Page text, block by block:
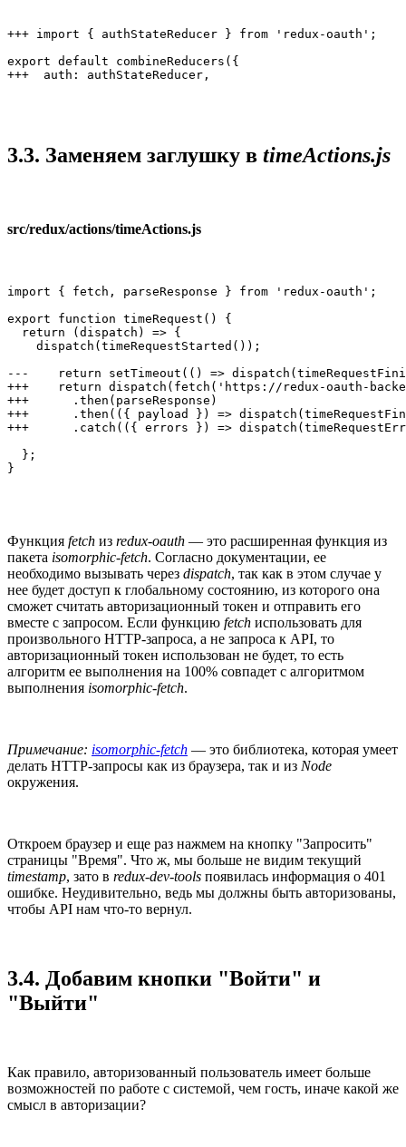
+++ import { authStateReducer } from 'redux-oauth';
export default combineReducers({
+++  auth: authStateReducer,
3.3. Заменяем заглушку в timeActions.js
src/redux/actions/timeActions.js
import { fetch, parseResponse } from 'redux-oauth';
export function timeRequest() {
  return (dispatch) => {
    dispatch(timeRequestStarted());
---    return setTimeout(() =>
+++    return dispatch(fetch('https://redux-oauth-
+++      .then(parseResponse)
+++      .then(({ payload }) =>
+++      .catch(({ errors }) =>
  };
}
Функция fetch из redux-oauth — это расширенная функция из
пакета isomorphic-fetch. Согласно документации, ее
необходимо вызывать через dispatch, так как в этом случае у
нее будет доступ к глобальному состоянию, из которого она
сможет считать авторизационный токен и отправить его
вместе с запросом. Если функцию fetch использовать для
произвольного HTTP-запроса, а не запроса к API, то
авторизационный токен использован не будет, то есть
алгоритм ее выполнения на 100% совпадет с алгоритмом
выполнения isomorphic-fetch.
Примечание: isomorphic-fetch — это библиотека, которая умеет
делать HTTP-запросы как из браузера, так и из Node
окружения.
Откроем браузер и еще раз нажмем на кнопку "Запросить"
страницы "Время". Что ж, мы больше не видим текущий
timestamp, зато в redux-dev-tools появилась информация о 401
ошибке. Неудивительно, ведь мы должны быть авторизованы,
чтобы API нам что-то вернул.
3.4. Добавим кнопки "Войти" и
"Выйти"
Как правило, авторизованный пользователь имеет больше
возможностей по работе с системой, чем гость, иначе какой же
смысл в авторизации?